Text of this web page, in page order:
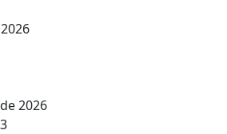
2026